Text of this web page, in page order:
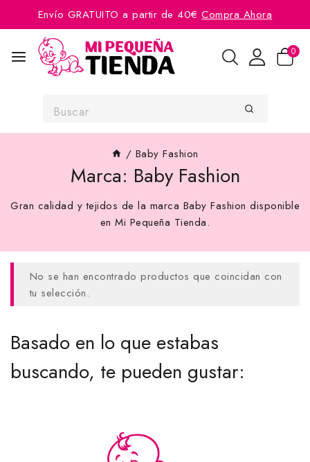
Envío GRATUITO a partir de 40€Compra Ahora
0
/ Baby Fashion
Marca: Baby Fashion
Gran calidad y tejidos de la marca Baby Fashion disponible
en Mi Pequeña Tienda.
No se han encontrado productos que coincidan con
tu selección.
Basado en lo que estabas
buscando, te pueden gustar: